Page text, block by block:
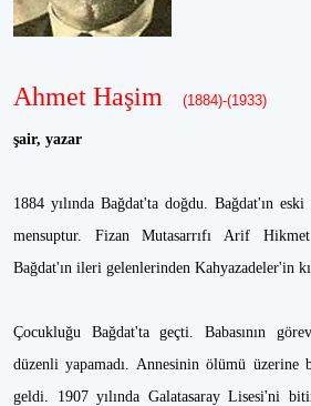
Ahmet Haşim (1884)-(1933)
şair, yazar
1884 yılında Bağdat'ta doğdu. Bağdat'ın
mensuptur. Fizan Mutasarrıfı Arif
Bağdat'ın ileri gelenlerinden Kahyazadeler'in
Çocukluğu Bağdat'ta geçti. Babasının
düzenli yapamadı. Annesinin ölümü üzerine
geldi. 1907 yılında Galatasaray Lisesi'ni